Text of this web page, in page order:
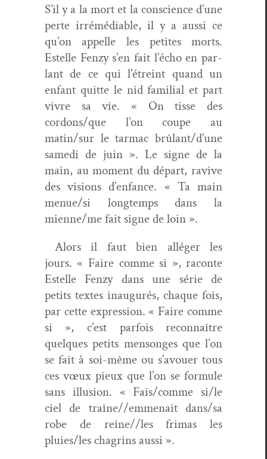
S’il y a la mort et la con­science d’une
perte irrémé­di­a­ble, il y a aus­si ce
qu’on appelle les petites morts.
Estelle Fen­zy s’en fait l’écho en par­
lant de ce qui l’étreint quand un
enfant quitte le nid famil­ial et part
vivre sa vie. « On tisse des
cordons/que l’on coupe au
matin/sur le tar­mac brûlant/d’une
same­di de juin ». Le signe de la
main, au moment du départ, ravive
des visions d’enfance. « Ta main
menue/si longtemps dans la
mienne/me fait signe de loin ».
Alors il faut bien alléger les
jours. « Faire comme si », racon­te
Estelle Fen­zy dans une série de
petits textes inau­gurés, chaque fois,
par cette expres­sion. « Faire comme
si », c’est par­fois recon­naître
quelques petits men­songes que l’on
se fait à soi-même ou s’avouer tous
ces vœux pieux que l’on se for­mule
sans illu­sion. « Fais/comme si/le
ciel de traîne//emmenait dans/sa
robe de reine//les frimas les
pluies/les cha­grins aussi ».